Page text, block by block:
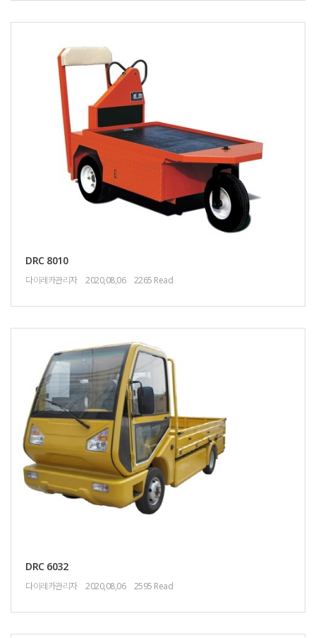
DRC 8010
다이레카관리자 2020,08,06 2265 Read
DRC 6032
다이레카관리자 2020,08,06 2595 Read